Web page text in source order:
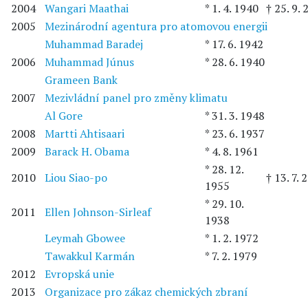
2004 Wangari Maathai * 1. 4. 1940 † 25. 9.
2005
Mezinárodní agentura pro atomovou energii
Muhammad Baradej
* 17. 6. 1942
2006
Muhammad Júnus
* 28. 6. 1940
Grameen Bank
2007
Mezivládní panel pro změny klimatu
Al Gore
* 31. 3. 1948
2008
Martti Ahtisaari
* 23. 6. 1937
2009
Barack H. Obama
* 4. 8. 1961
2010 Liou Siao-po
* 28. 12.
1955
† 13. 7.
2011 Ellen Johnson-Sirleaf
* 29. 10.
1938
Leymah Gbowee
* 1. 2. 1972
Tawakkul Karmán
* 7. 2. 1979
2012
Evropská unie
2013
Organizace pro zákaz chemických zbraní